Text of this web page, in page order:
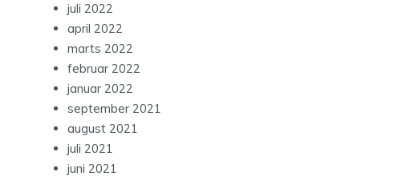
juli 2022
april 2022
marts 2022
februar 2022
januar 2022
september 2021
august 2021
juli 2021
juni 2021